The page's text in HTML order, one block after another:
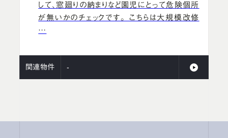
して、窓廻りの納まりなど園児にとって危険個所
が無いかのチェックです。 こちらは大規模改修
…
関連物件 -